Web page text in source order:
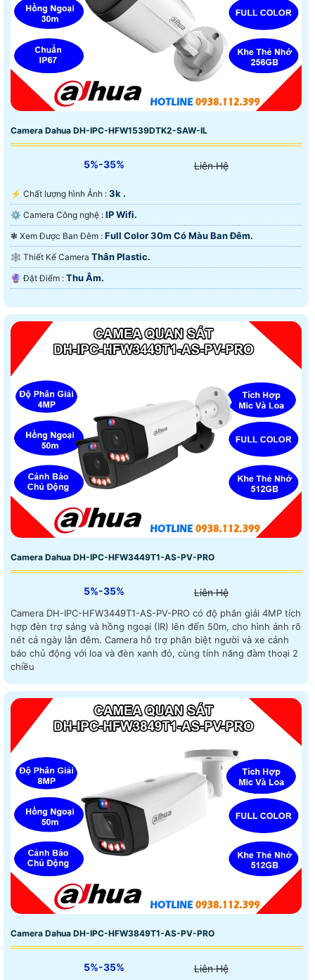
Camera Dahua DH-IPC-HFW1539DTK2-SAW-IL
5%-35% Liên Hệ
️⚡ Chất lượng hình Ảnh : 3k .
⚙ Camera Công nghệ : IP Wifi.
❃ Xem Được Ban Đêm : Full Color 30m Có Màu Ban Ðêm.
🕸️ Thiết Kế Camera Thân Plastic.
️🔮 Đặt Điểm : Thu Âm.
Camera Dahua DH-IPC-HFW3449T1-AS-PV-PRO
5%-35% Liên Hệ
Camera DH-IPC-HFW3449T1-AS-PV-PRO có độ phân giải 4MP tích
hợp đèn trợ sáng và hồng ngoại (IR) lên đến 50m, cho hình ảnh rõ
nét cả ngày lẫn đêm. Camera hỗ trợ phân biệt người và xe cảnh
báo chủ động với loa và đèn xanh đỏ, cùng tính năng đàm thoại 2
chiều
Camera Dahua DH-IPC-HFW3849T1-AS-PV-PRO
5%-35% Liên Hệ